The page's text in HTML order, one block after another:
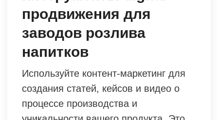
продвижения для
заводов розлива
напитков
Используйте контент-маркетинг для
создания статей, кейсов и видео о
процессе производства и